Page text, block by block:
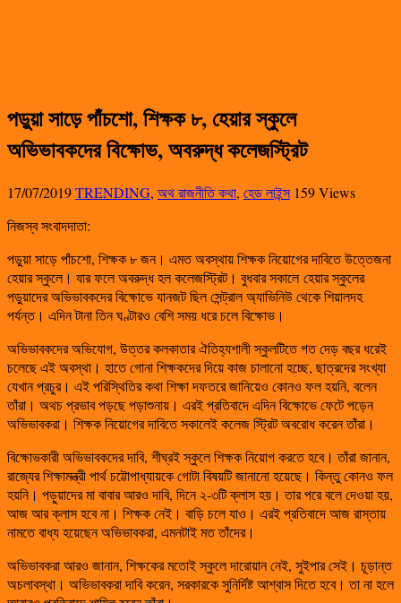
পড়ুয়া সাড়ে পাঁচশো, শিক্ষক ৮, হেয়ার স্কুলে
অভিভাবকদের বিক্ষোভ, অবরুদ্ধ কলেজস্ট্রিট
17/07/2019TRENDING, অথ রাজনীতি কথা, হেড লাইন্স 159 Views
নিজস্ব সংবাদদাতা:
পড়ুয়া সাড়ে পাঁচশো, শিক্ষক ৮ জন। এমত অবস্থায় শিক্ষক নিয়োগের দাবিতে উত্তেজনা
হেয়ার স্কুলে। যার ফলে অবরুদ্ধ হল কলেজস্ট্রিট। বুধবার সকালে হেয়ার স্কুলের
পড়ুয়াদের অভিভাবকদের বিক্ষোভে যানজট ছিল সেন্ট্রাল অ্যাভিনিউ থেকে শিয়ালদহ
পর্যন্ত। এদিন টানা তিন ঘণ্টারও বেশি সময় ধরে চলে বিক্ষোভ।
অভিভাবকদের অভিযোগ, উত্তর কলকাতার ঐতিহ্যশালী স্কুলটিতে গত দেড় বছর ধরেই
চলেছে এই অবস্থা। হাতে গোনা শিক্ষকদের দিয়ে কাজ চালানো হচ্ছে, ছাত্রদের সংখ্যা
যেখান প্রচুর। এই পরিস্থিতির কথা শিক্ষা দফতরে জানিয়েও কোনও ফল হয়নি, বলেন
তাঁরা। অথচ প্রভাব পড়ছে পড়াশুনায়। এরই প্রতিবাদে এদিন বিক্ষোভে ফেটে পড়েন
অভিভাবকরা। শিক্ষক নিয়োগের দাবিতে সকালেই কলেজ স্ট্রিট অবরোধ করেন তাঁরা।
বিক্ষোভকারী অভিভাবকদের দাবি, শীঘ্রই স্কুলে শিক্ষক নিয়োগ করতে হবে। তাঁরা জানান,
রাজ্যের শিক্ষামন্ত্রী পার্থ চট্টোপাধ্যায়কে গোটা বিষয়টি জানানো হয়েছে। কিন্তু কোনও ফল
হয়নি। পড়ুয়াদের মা বাবার আরও দাবি, দিনে ২-৩টি ক্লাস হয়। তার পরে বলে দেওয়া হয়,
আজ আর ক্লাস হবে না। শিক্ষক নেই। বাড়ি চলে যাও। এরই প্রতিবাদে আজ রাস্তায়
নামতে বাধ্য হয়েছেন অভিভাবকরা, এমনটাই মত তাঁদের।
অভিভাবকরা আরও জানান, শিক্ষকের মতোই স্কুলে দারোয়ান নেই, সুইপার সেই। চূড়ান্ত
অচলাবস্থা। অভিভাবকরা দাবি করেন, সরকারকে সুনির্দিষ্ট আশ্বাস দিতে হবে। তা না হলে